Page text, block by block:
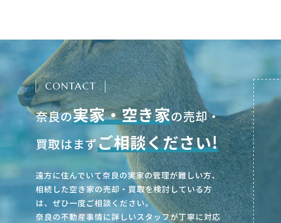
CONTACT
奈良の実家・空き家の売却・
買取はまずご相談ください!
遠方に住んでいて奈良の実家の管理が難しい方、
相続した空き家の売却・買取を検討している方
は、ぜひ一度ご相談ください。
奈良の不動産事情に詳しいスタッフが丁寧に対応